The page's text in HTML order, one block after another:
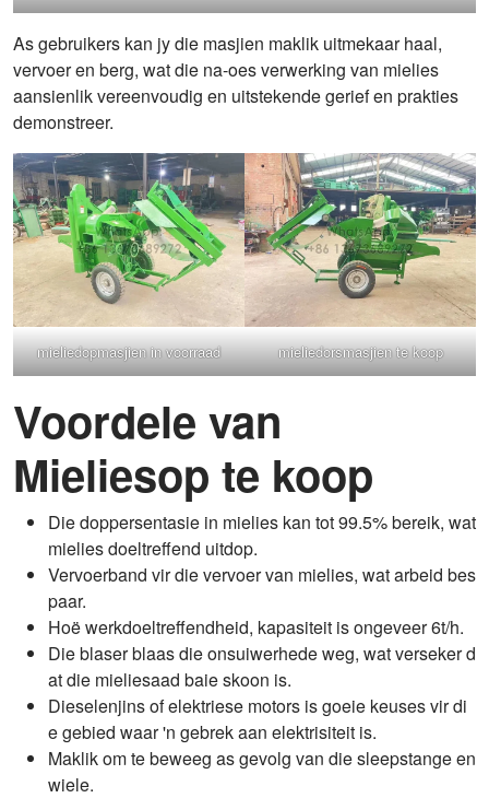
As gebruikers kan jy die masjien maklik uitmekaar haal,
vervoer en berg, wat die na-oes verwerking van mielies
aansienlik vereenvoudig en uitstekende gerief en prakties
demonstreer.
mieliedopmasjien in voorraad mieliedorsmasjien te koop
Voordele van
Mieliesop te koop
Die doppersentasie in mielies kan tot 99.5% bereik, wat
mielies doeltreffend uitdop.
Vervoerband vir die vervoer van mielies, wat arbeid bes
paar.
Hoë werkdoeltreffendheid, kapasiteit is ongeveer 6t/h.
Die blaser blaas die onsuiwerhede weg, wat verseker d
at die mieliesaad baie skoon is.
Dieselenjins of elektriese motors is goeie keuses vir di
e gebied waar 'n gebrek aan elektrisiteit is.
Maklik om te beweeg as gevolg van die sleepstange en
wiele.